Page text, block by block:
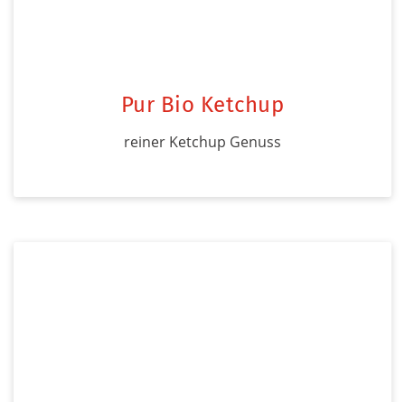
Pur Bio Ketchup
reiner Ketchup Genuss